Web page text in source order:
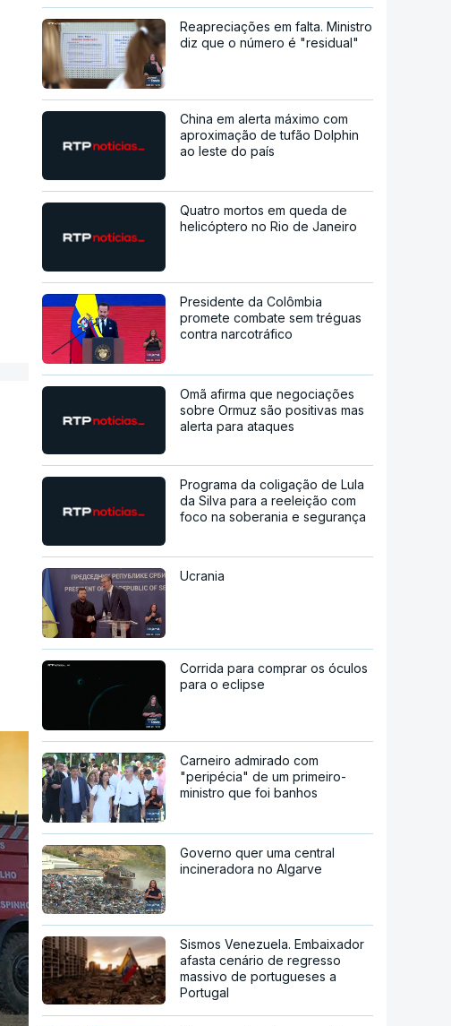
Reapreciações em falta. Ministro
diz que o número é "residual"
China em alerta máximo com
aproximação de tufão Dolphin
ao leste do país
Quatro mortos em queda de
helicóptero no Rio de Janeiro
Presidente da Colômbia
promete combate sem tréguas
contra narcotráfico
Omã afirma que negociações
sobre Ormuz são positivas mas
alerta para ataques
Programa da coligação de Lula
da Silva para a reeleição com
foco na soberania e segurança
Ucrania
Corrida para comprar os óculos
para o eclipse
Carneiro admirado com
"peripécia" de um primeiro-
ministro que foi banhos
Governo quer uma central
incineradora no Algarve
Sismos Venezuela. Embaixador
afasta cenário de regresso
massivo de portugueses a
Portugal